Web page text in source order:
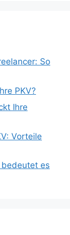
So
PKV?
Ihre
Vorteile
bedeutet es